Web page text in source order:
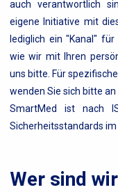
auch verantwortlich
eigene Initiative mit
lediglich ein "Kanal"
wie wir mit Ihren
uns bitte. Für
wenden Sie sich bitte
SmartMed ist nach
Sicherheitsstandards
Wer sind